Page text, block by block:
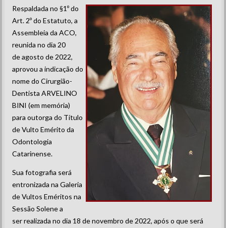
Respaldada no §1º do
Art. 2º do Estatuto, a
Assembleia da ACO,
reunida no dia 20
de agosto de 2022,
aprovou a indicação do
nome do Cirurgião-
Dentista ARVELINO
BINI (em memória)
para outorga do Título
de Vulto Emérito da
Odontologia
Catarinense.
Sua fotografia será
entronizada na Galeria
de Vultos Eméritos na
Sessão Solene a
ser realizada no dia 18 de novembro de 2022, após o que será